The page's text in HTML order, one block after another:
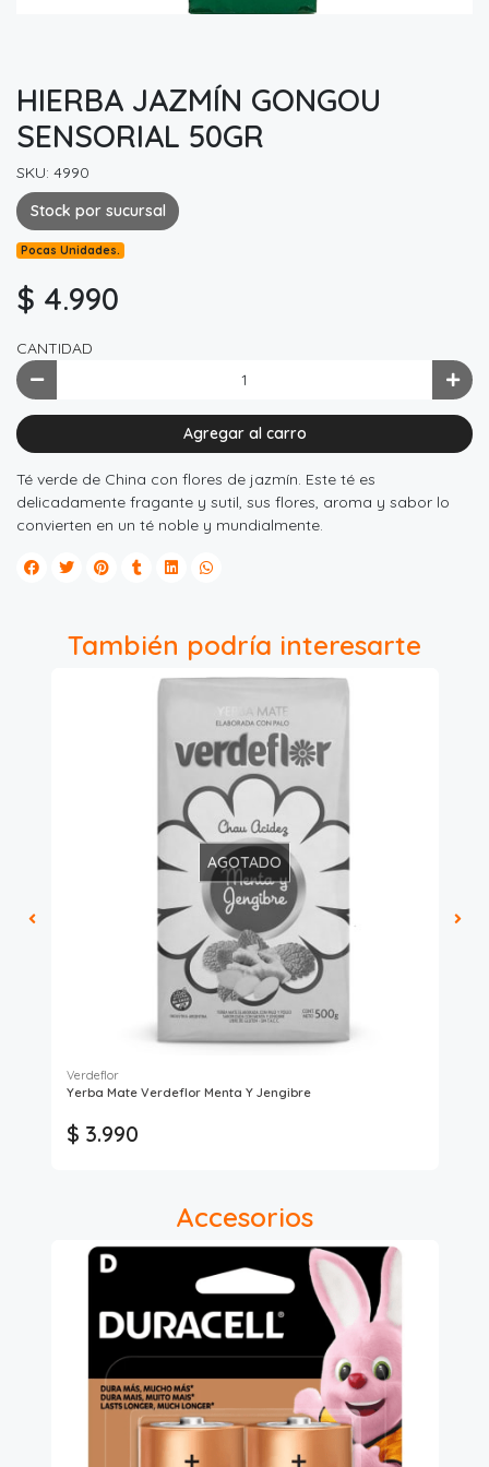
HIERBA JAZMÍN GONGOU
SENSORIAL 50GR
SKU: 4990
Stock por sucursal
Pocas Unidades.
$ 4.990
CANTIDAD
Agregar al carro
Té verde de China con flores de jazmín. Este té es
delicadamente fragante y sutil, sus flores, aroma y sabor lo
convierten en un té noble y mundialmente.
También podría interesarte
AGOTADO
Verdeflor
Yerba Mate Verdeflor Menta Y Jengibre
$ 3.990
Accesorios